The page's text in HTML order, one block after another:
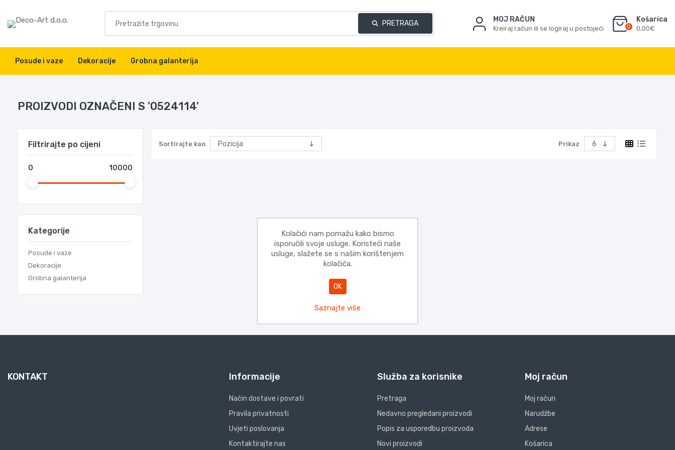
MOJ RAČUN
Kreiraj račun ili se logiraj u postojeći 0
Košarica
0,00€
PRETRAGA
Posude i vaze Dekoracije Grobna galanterija
PROIZVODI OZNAČENI S '0524114'
Filtrirajte po cijeni
0 10000
Kategorije
Posude i vaze
Dekoracije
Grobna galanterija
Sortirajte kao Prikaz
KONTAKT Informacije
Način dostave i povrati
Pravila privatnosti
Uvjeti poslovanja
Kontaktirajte nas
Služba za korisnike
Pretraga
Nedavno pregledani proizvodi
Popis za usporedbu proizvoda
Novi proizvodi
Moj račun
Moj račun
Narudžbe
Adrese
Košarica
Kolačići nam pomažu kako bismo
isporučili svoje usluge. Koristeći naše
usluge, slažete se s našim korištenjem
kolačića.
OK
Saznajte više